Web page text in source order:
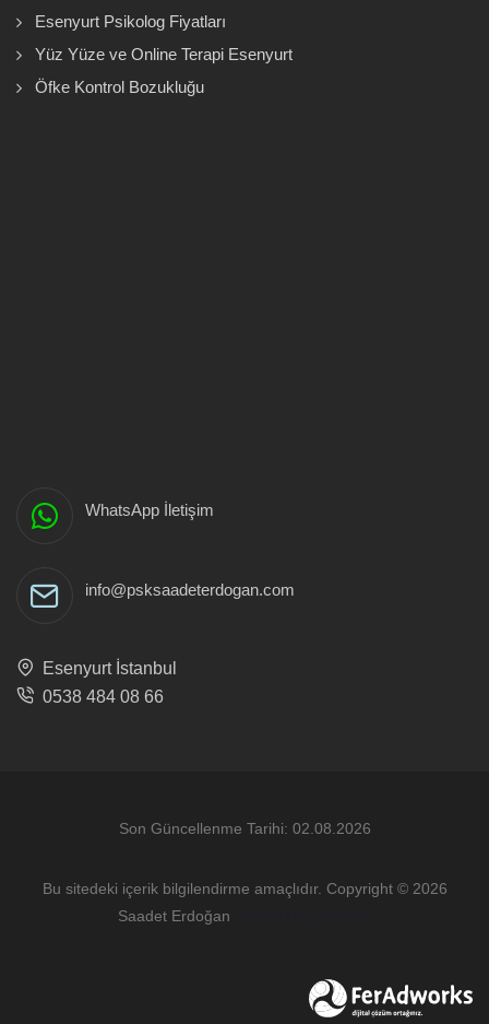
Esenyurt Psikolog Fiyatları
Yüz Yüze ve Online Terapi Esenyurt
Öfke Kontrol Bozukluğu
WhatsApp İletişim
info@psksaadeterdogan.com
Esenyurt İstanbul
0538 484 08 66
Son Güncellenme Tarihi: 02.08.2026
Bu sitedeki içerik bilgilendirme amaçlıdır. Copyright © 2026
Saadet Erdoğan